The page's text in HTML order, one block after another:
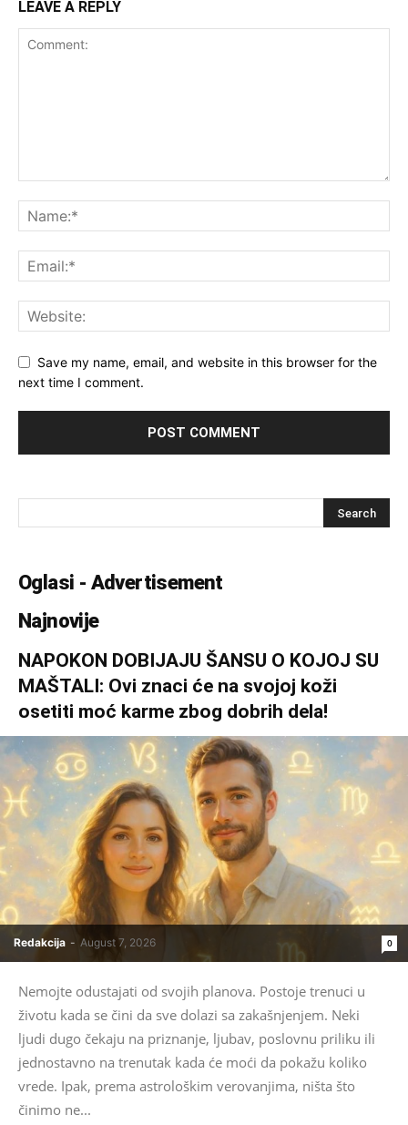
LEAVE A REPLY
Save my name, email, and website in this browser for the
next time I comment.
Oglasi - Advertisement
Najnovije
NAPOKON DOBIJAJU ŠANSU O KOJOJ SU
MAŠTALI: Ovi znaci će na svojoj koži
osetiti moć karme zbog dobrih dela!
Redakcija - August 7, 2026 0
Nemojte odustajati od svojih planova. Postoje trenuci u
životu kada se čini da sve dolazi sa zakašnjenjem. Neki
ljudi dugo čekaju na priznanje, ljubav, poslovnu priliku ili
jednostavno na trenutak kada će moći da pokažu koliko
vrede. Ipak, prema astrološkim verovanjima, ništa što
činimo ne...